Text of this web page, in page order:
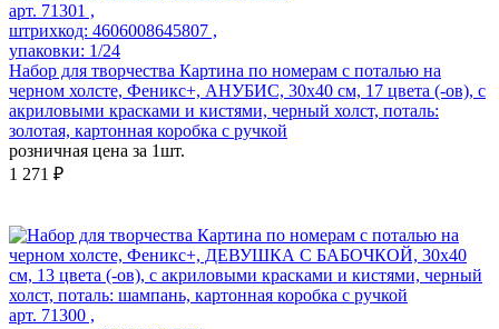
арт. 71301 ,
штрихкод: 4606008645807 ,
упаковки: 1/24
Набор для творчества Картина по номерам с поталью на
черном холсте, Феникс+, АНУБИС, 30х40 см, 17 цвета (-ов), с
акриловыми красками и кистями, черный холст, поталь:
золотая, картонная коробка с ручкой
розничная цена за 1шт.
1 271 ₽
арт. 71300 ,